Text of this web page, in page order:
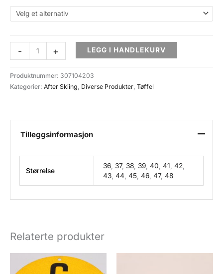
-
Lobben
After
Skiing
+ LEGG I HANDLEKURV
Produktnummer: 307104203
Kategorier: After Skiing, Diverse Produkter, Tøffel
Tilleggsinformasjon
Størrelse
36 37, 38 39 ,40 ,41 ,42
43 ,44 ,45 ,46 ,47,48
Relaterte produkter